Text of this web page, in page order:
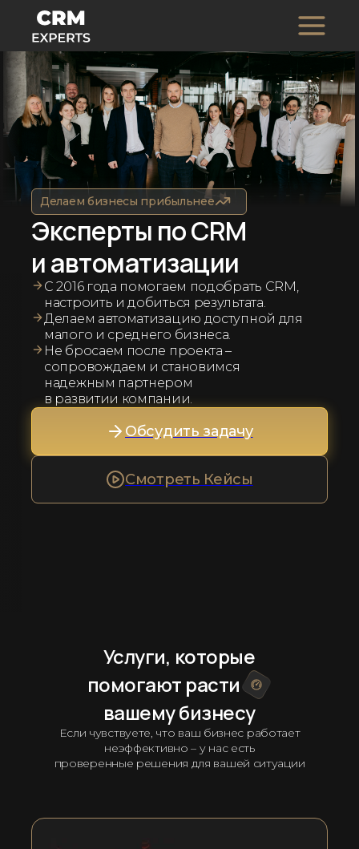
Делаем бизнесы прибыльнее
Эксперты по CRM
и автоматизации
С 2016 года помогаем подобрать CRM,
настроить и добиться результата.
Делаем автоматизацию доступной для
малого и среднего бизнеса.
Не бросаем после проекта –
сопровождаем и становимся
надежным партнером
в развитии компании.
Обсудить задачу
Смотреть Кейсы
Услуги, которые
помогают расти
вашему бизнесу
Если чувствуете, что ваш бизнес работает
неэффективно – у нас есть
проверенные решения для вашей ситуации